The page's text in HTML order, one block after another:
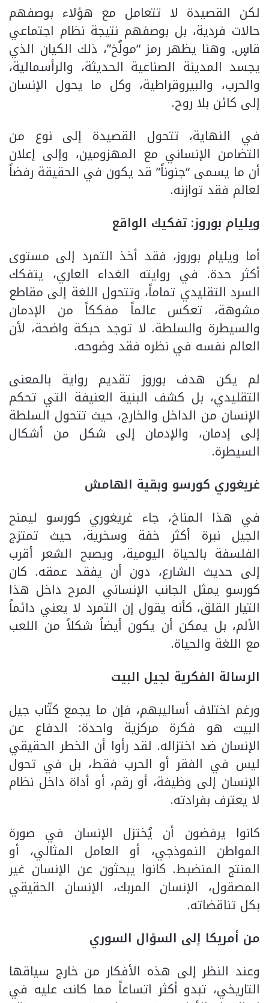
لكن القصيدة لا تتعامل مع هؤلاء بوصفهم
حالات فردية، بل بوصفهم نتيجة نظام اجتماعي
قاسٍ. وهنا يظهر رمز “مولُخ”، ذلك الكيان الذي
يجسد المدينة الصناعية الحديثة، والرأسمالية،
والحرب، والبيروقراطية، وكل ما يحول الإنسان
إلى كائن بلا روح.
في النهاية، تتحول القصيدة إلى نوع من
التضامن الإنساني مع المهزومين، وإلى إعلان
أن ما يسمى “جنوناً” قد يكون في الحقيقة رفضاً
لعالم فقد توازنه.
ويليام بوروز: تفكيك الواقع
أما ويليام بوروز، فقد أخذ التمرد إلى مستوى
أكثر حدة. في روايته الغداء العاري، يتفكك
السرد التقليدي تماماً، وتتحول اللغة إلى مقاطع
مشوهة، تعكس عالماً مفككاً من الإدمان
والسيطرة والسلطة. لا توجد حبكة واضحة، لأن
العالم نفسه في نظره فقد وضوحه.
لم يكن هدف بوروز تقديم رواية بالمعنى
التقليدي، بل كشف البنية العنيفة التي تحكم
الإنسان من الداخل والخارج، حيث تتحول السلطة
إلى إدمان، والإدمان إلى شكل من أشكال
السيطرة.
غريغوري كورسو وبقية الهامش
في هذا المناخ، جاء غريغوري كورسو ليمنح
الجيل نبرة أكثر خفة وسخرية، حيث تمتزج
الفلسفة بالحياة اليومية، ويصبح الشعر أقرب
إلى حديث الشارع، دون أن يفقد عمقه. كان
كورسو يمثل الجانب الإنساني المرح داخل هذا
التيار القلق، كأنه يقول إن التمرد لا يعني دائماً
الألم، بل يمكن أن يكون أيضاً شكلاً من اللعب
مع اللغة والحياة.
الرسالة الفكرية لجيل البيت
ورغم اختلاف أساليبهم، فإن ما يجمع كتّاب جيل
البيت هو فكرة مركزية واحدة: الدفاع عن
الإنسان ضد اختزاله. لقد رأوا أن الخطر الحقيقي
ليس في الفقر أو الحرب فقط، بل في تحول
الإنسان إلى وظيفة، أو رقم، أو أداة داخل نظام
لا يعترف بفرادته.
كانوا يرفضون أن يُختزل الإنسان في صورة
المواطن النموذجي، أو العامل المثالي، أو
المنتج المنضبط. كانوا يبحثون عن الإنسان غير
المصقول، الإنسان المربك، الإنسان الحقيقي
بكل تناقضاته.
من أمريكا إلى السؤال السوري
وعند النظر إلى هذه الأفكار من خارج سياقها
التاريخي، تبدو أكثر اتساعاً مما كانت عليه في